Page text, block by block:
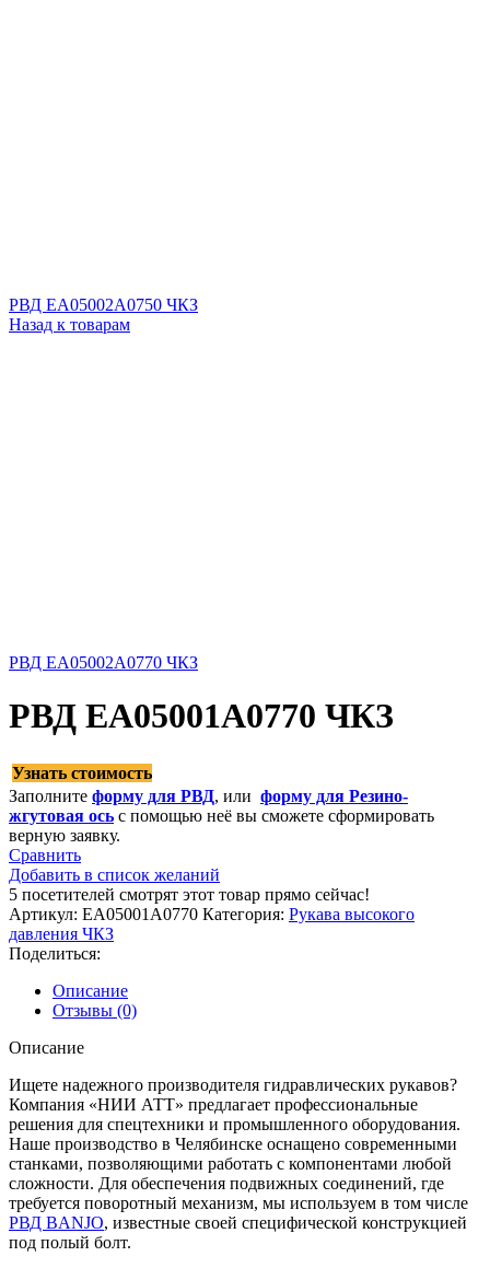
РВД EA05002A0750 ЧКЗ
Назад к товарам
РВД EA05002A0770 ЧКЗ
РВД EA05001A0770 ЧКЗ
Узнать стоимость
Заполните форму для РВД, или форму для Резино-
жгутовая ось с помощью неё вы сможете сформировать
верную заявку.
Сравнить
Добавить в список желаний
5 посетителей смотрят этот товар прямо сейчас!
Артикул: EA05001A0770 Категория: Рукава высокого
давления ЧКЗ
Поделиться:
Описание
Отзывы (0)
Описание
Ищете надежного производителя гидравлических рукавов?
Компания «НИИ АТТ» предлагает профессиональные
решения для спецтехники и промышленного оборудования.
Наше производство в Челябинске оснащено современными
станками, позволяющими работать с компонентами любой
сложности. Для обеспечения подвижных соединений, где
требуется поворотный механизм, мы используем в том числе
РВД BANJO, известные своей специфической конструкцией
под полый болт.